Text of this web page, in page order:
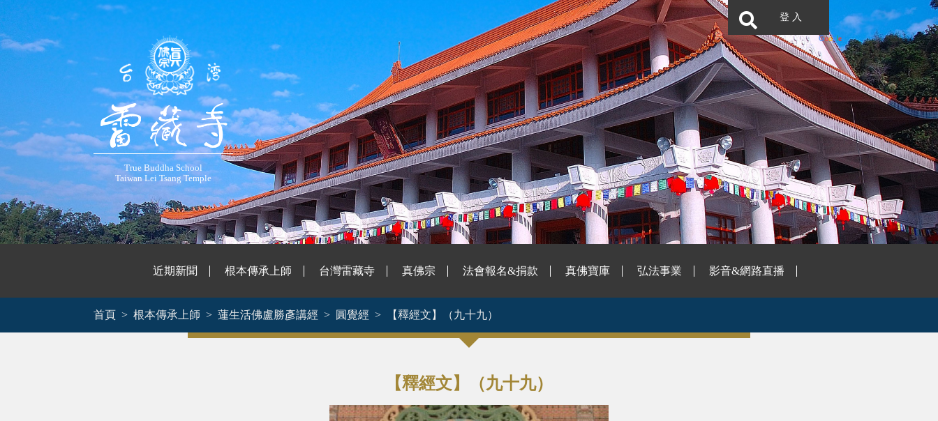
登 入
True Buddha School
Taiwan Lei Tsang Temple
近期新聞 根本傳承上師 台灣雷藏寺 真佛宗 法會報名&捐款 真佛寶庫 弘法事業 影音&網路直播
首頁 根本傳承上師 蓮生活佛盧勝彥講經 圓覺經 【釋經文】（九十九）
【釋經文】（九十九）